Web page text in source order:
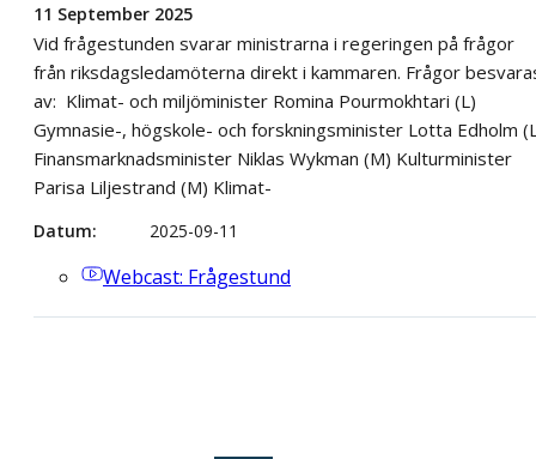
11 September 2025
Vid frågestunden svarar ministrarna i regeringen på frågor
från riksdagsledamöterna direkt i kammaren. Frågor
av: Klimat- och miljöminister Romina Pourmokhtari (L)
Gymnasie-, högskole- och forskningsminister Lotta Edholm
Finansmarknadsminister Niklas Wykman (M) Kulturminister
Parisa Liljestrand (M) Klimat-
Datum 2025-09-11
Webcast: Frågestund